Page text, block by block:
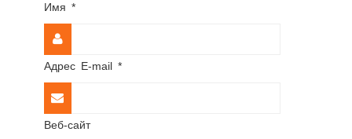
Имя *
Адрес E-mail *
Веб-сайт